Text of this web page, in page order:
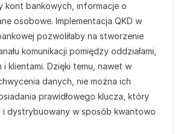
kont bankowych, informacje o
osobowe. Implementacja QKD w
pozwoliłaby na stworzenie
komunikacji pomiędzy oddziałami,
klientami. Dzięki temu, nawet w
danych, nie można ich
prawidłowego klucza, który
i dystrybuowany w sposób kwantowo